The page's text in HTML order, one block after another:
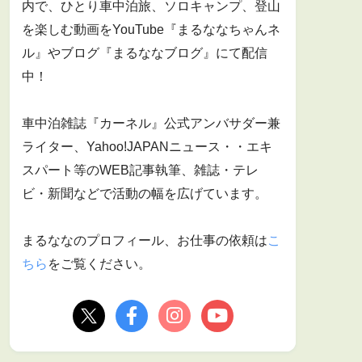
内で、ひとり車中泊旅、ソロキャンプ、登山
を楽しむ動画をYouTube『まるななちゃんネ
ル』やブログ『まるななブログ』にて配信
中！
車中泊雑誌『カーネル』公式アンバサダー兼
ライター、Yahoo!JAPANニュース・・エキ
スパート等のWEB記事執筆、雑誌・テレ
ビ・新聞などで活動の幅を広げています。
まるななのプロフィール、お仕事の依頼はこ
ちら をご覧ください。